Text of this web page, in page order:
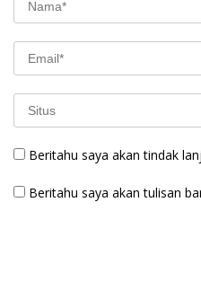
Beritahu saya akan tindak
Beritahu saya akan tulisan